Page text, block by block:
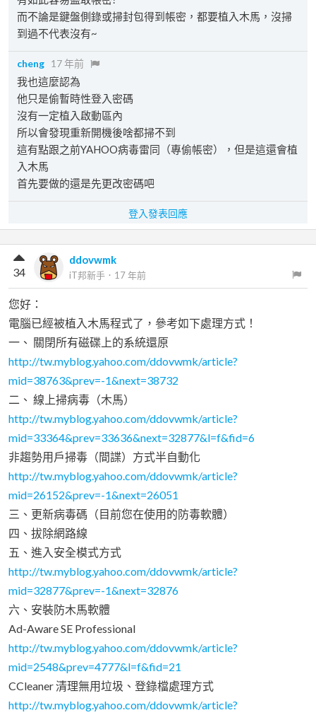
而不論是鍵盤側錄或掃封包得到帳密，都要植入木馬，沒掃
到過不代表沒有~
cheng 17 年前
我也這麼認為
他只是偷暫時性登入密碼
沒有一定植入啟動區內
所以會發現重新開機後啥都掃不到
這有點跟之前YAHOO病毒雷同（專偷帳密），但是這還會植
入木馬
首先要做的還是先更改密碼吧
登入發表回應
ddovwmk
iT邦新手 ． 17 年前
34
您好：
電腦已經被植入木馬程式了，參考如下處理方式！
一、 關閉所有磁碟上的系統還原
http://tw.myblog.yahoo.com/ddovwmk/article?
mid=38763&prev=-1&next=38732
二、 線上掃病毒（木馬）
http://tw.myblog.yahoo.com/ddovwmk/article?
mid=33364&prev=33636&next=32877&l=f&fid=6
非趨勢用戶掃毒（間諜）方式半自動化
http://tw.myblog.yahoo.com/ddovwmk/article?
mid=26152&prev=-1&next=26051
三、更新病毒碼（目前您在使用的防毒軟體）
四、拔除網路線
五、進入安全模式方式
http://tw.myblog.yahoo.com/ddovwmk/article?
mid=32877&prev=-1&next=32876
六、安裝防木馬軟體
Ad-Aware SE Professional
http://tw.myblog.yahoo.com/ddovwmk/article?
mid=2548&prev=4777&l=f&fid=21
CCleaner 清理無用垃圾、登錄檔處理方式
http://tw.myblog.yahoo.com/ddovwmk/article?